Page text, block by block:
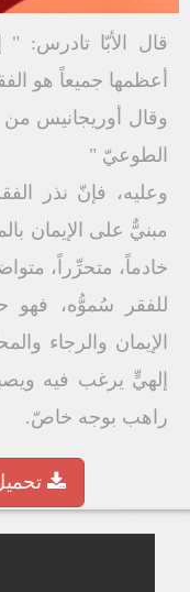
قال الأبّا تادرس: "
أعظمها جميعاً هو
وقال أوريجانيس من
الطوعيّ "
وعليه، فإنّ نذر
مبنيٌّ على الإيمان
خادماً، متحرِّراً،
للفقر سُموُّه، فهو
الإيمان والرجاء
إلهيٍّ يرغب فيه
راهب بوجه خاصّ.